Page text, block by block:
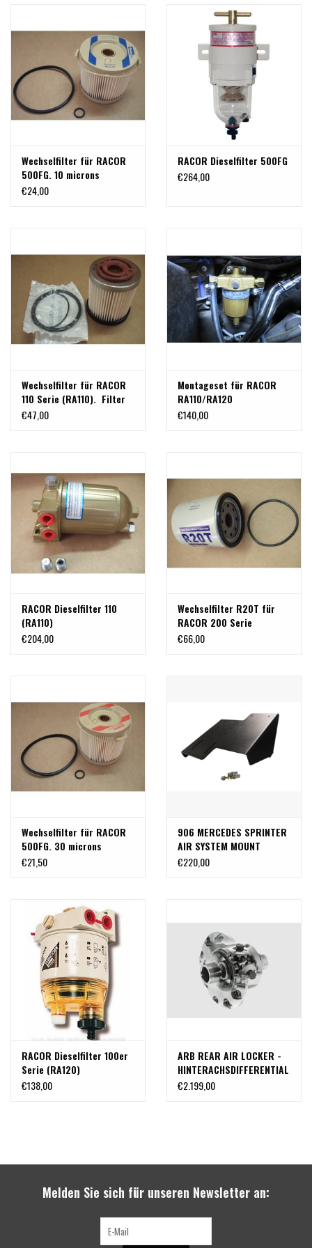
Wechselfilter für RACOR
500FG. 10 microns
€24,00
RACOR Dieselfilter 500FG
€264,00
Wechselfilter für RACOR
110 Serie (RA110). Filter
10 microns.
€47,00
Montageset für RACOR
RA110/RA120
Dieselvorfilter für
€140,00
RACOR Dieselfilter 110
(RA110)
€204,00
Wechselfilter R20T für
RACOR 200 Serie
(RA230). 10µ
€66,00
Wechselfilter für RACOR
500FG. 30 microns
€21,50
906 MERCEDES SPRINTER
AIR SYSTEM MOUNT
€220,00
RACOR Dieselfilter 100er
Serie (RA120)
€138,00
ARB REAR AIR LOCKER -
HINTERACHSDIFFERENTIAL
SPERRE NACHRÜSTSATZ
€2.199,00
Melden Sie sich für unseren Newsletter an: